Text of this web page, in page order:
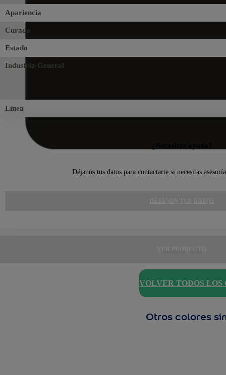
Apariencia
Curado
Estado
Industria General
Línea
Déjanos tus datos para contactarte si necesitas
VOLVER TODOS LOS
Otros colores